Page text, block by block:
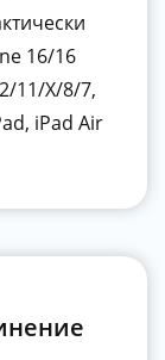
16/16
11/X/8/7,
iPad Air